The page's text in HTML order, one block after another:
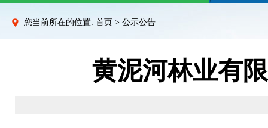
您当前所在的位置: 首页 > 公示公告
黄泥河林业有